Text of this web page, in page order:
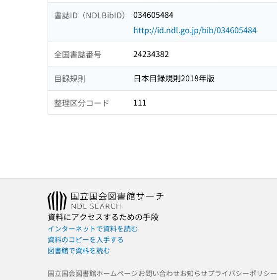
書誌ID（NDLBibID）
034605484
http://id.ndl.go.jp/bib/034605484
全国書誌番号 24234382
目録規則 日本目録規則2018年版
整理区分コード 111
資料にアクセスするための手段
インターネットで資料を読む
資料のコピーを入手する
図書館で資料を読む
国立国会図書館ホームページお問い合わせお知らせプライバシーポリシー